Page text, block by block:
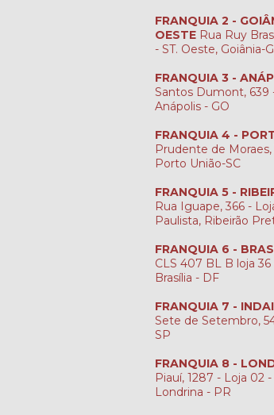
FRANQUIA 2 -
OESTE Rua Ruy
- ST. Oeste, Goiânia-
FRANQUIA 3 -
Santos Dumont, 639
Anápolis - GO
FRANQUIA 4 -
Prudente de
Porto União-SC
FRANQUIA 5 -
Rua Iguape, 366 -
Paulista, Ribeirão
FRANQUIA 6 -
CLS 407 BL B loja 36
Brasília - DF
FRANQUIA 7 -
Sete de Setembro,
SP
FRANQUIA 8 -
Piauí, 1287 - Loja 02
Londrina - PR